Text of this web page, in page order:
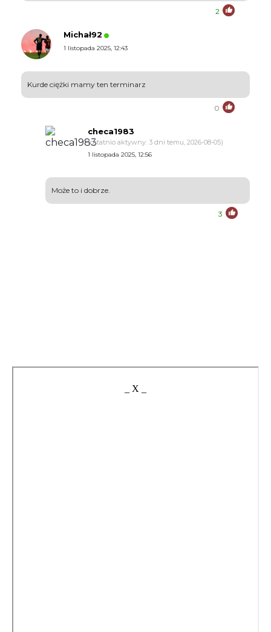
2
Michał92
1 listopada 2025, 12:43
Kurde ciężki mamy ten terminarz
0
checa1983
(ostatnio aktywny: 3 dni temu, 2026-08-05)
1 listopada 2025, 12:56
Może to i dobrze.
3